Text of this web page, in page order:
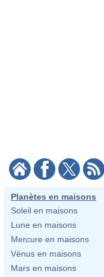
Planètes en maisons
Soleil en maisons
Lune en maisons
Mercure en maisons
Vénus en maisons
Mars en maisons